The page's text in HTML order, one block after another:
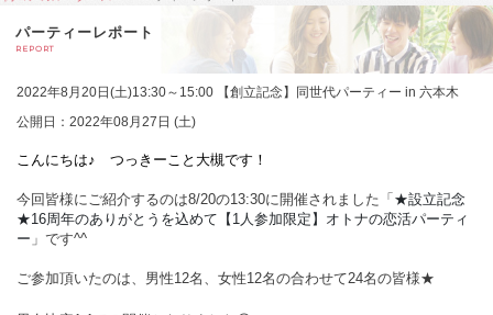
パーティーレポート
REPORT
2022年8月20日(土)13:30～15:00 【創立記念】同世代パーティー in 六本木
公開日：2022年08月27日 (土)
こんにちは♪　つっきーこと大槻です！
今回皆様にご紹介するのは8/20の13:30に開催されました「 ★設立記念
★16周年のありがとうを込めて【1人参加限定】オトナの恋活パーティ
ー 」です^^
ご参加頂いたのは、男性12名、女性12名の合わせて24名の皆様★